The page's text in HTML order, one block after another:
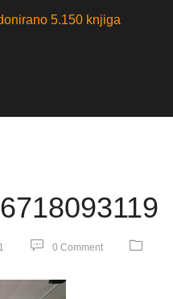
5.150 knjiga
0 Comment